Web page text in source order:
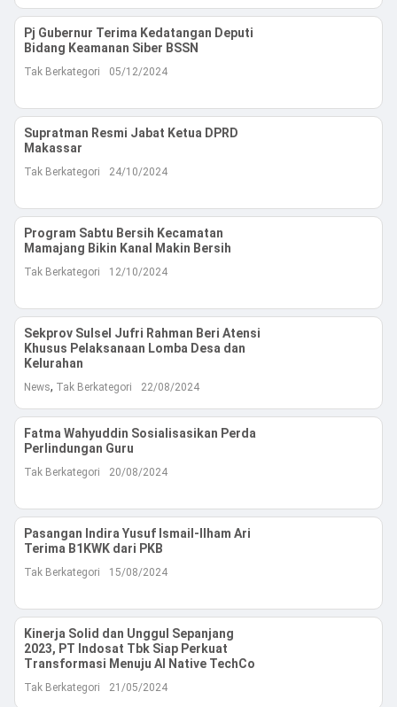
Pj Gubernur Terima Kedatangan Deputi
Bidang Keamanan Siber BSSN
Tak Berkategori 05/12/2024
Supratman Resmi Jabat Ketua DPRD
Makassar
Tak Berkategori 24/10/2024
Program Sabtu Bersih Kecamatan
Mamajang Bikin Kanal Makin Bersih
Tak Berkategori 12/10/2024
Sekprov Sulsel Jufri Rahman Beri Atensi
Khusus Pelaksanaan Lomba Desa dan
Kelurahan
News, Tak Berkategori 22/08/2024
Fatma Wahyuddin Sosialisasikan Perda
Perlindungan Guru
Tak Berkategori 20/08/2024
Pasangan Indira Yusuf Ismail-Ilham Ari
Terima B1KWK dari PKB
Tak Berkategori 15/08/2024
Kinerja Solid dan Unggul Sepanjang
2023, PT Indosat Tbk Siap Perkuat
Transformasi Menuju AI Native TechCo
Tak Berkategori 21/05/2024